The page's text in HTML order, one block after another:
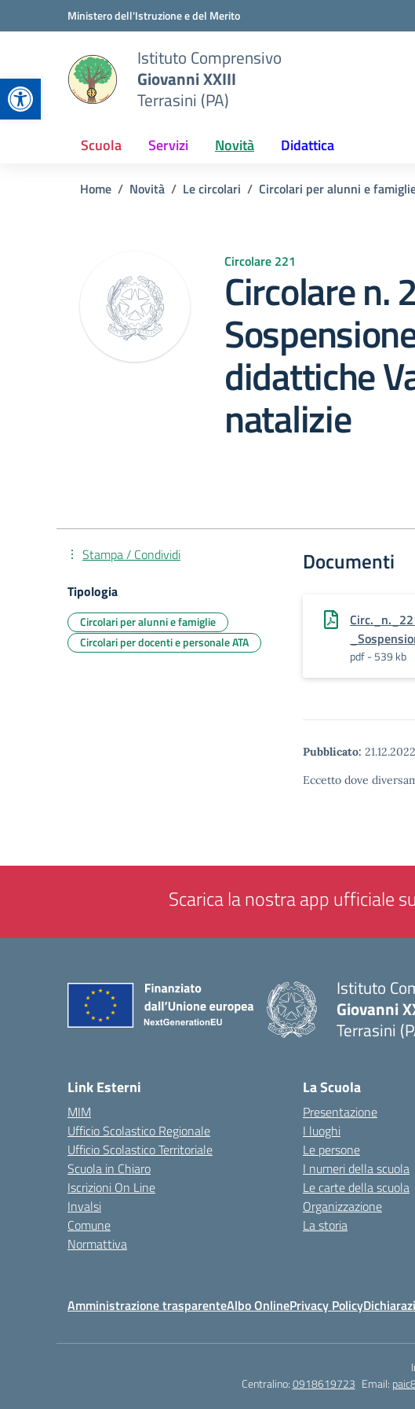
Apri la barra degli strumenti
Vai ai contenuti
Vai al menu di navigazioneMinistero dell'Istruzione e del Merito
Istituto Comprensivo
Giovanni XXIII
Terrasini (PA)
Scuola Servizi Novità Didattica
Home Novità Le circolari Circolari per alunni e
Circolare 221
Circolare n.
didattiche
natalizie
Documenti
pdf - 539 kb
Pubblicato: 21.12.2022
Eccetto dove
Stampa / Condividi
Tipologia
Circolari per alunni e famiglie
Circolari per docenti e personale ATA
Scarica la nostra app ufficiale
Istituto
Giovanni
Terrasini
Link Esterni
MIM
Ufficio Scolastico Regionale
Ufficio Scolastico Territoriale
Scuola in Chiaro
Iscrizioni On Line
Invalsi
Comune
Normattiva
La Scuola
Presentazione
I luoghi
Le persone
I numeri della scuola
Le carte della scuola
Organizzazione
La storia
Amministrazione trasparenteAlbo OnlinePrivacy Policy
Centralino:0918619723 Email: